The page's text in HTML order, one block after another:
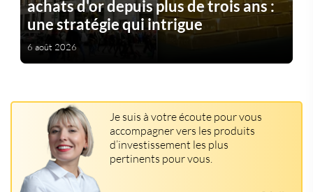
achats d'or depuis plus de trois ans :
une stratégie qui intrigue
6 août 2026
Je suis à votre écoute pour vous
accompagner vers les produits
d’investissement les plus
pertinents pour vous.